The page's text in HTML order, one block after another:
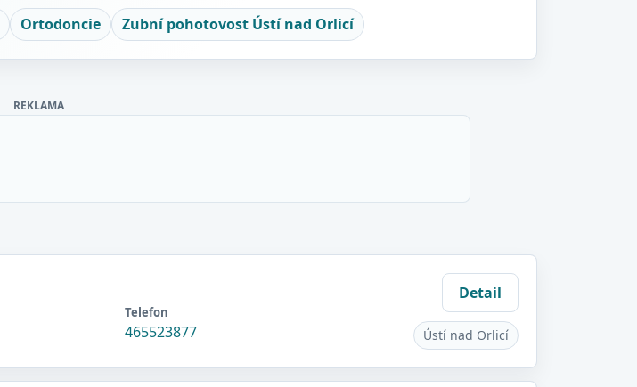
Ortodoncie Zubní pohotovost Ústí nad Orlicí
REKLAMA
Telefon
465523877
Detail
Ústí nad Orlicí